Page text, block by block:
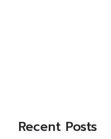
Recent Posts